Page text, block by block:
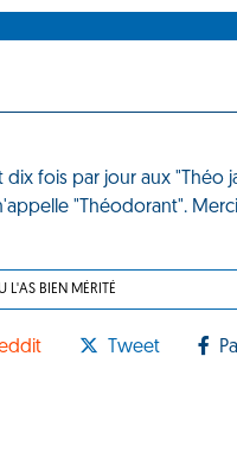
fois par jour aux "Théo
"Théodorant".
L'AS BIEN MÉRITÉ
Tweet